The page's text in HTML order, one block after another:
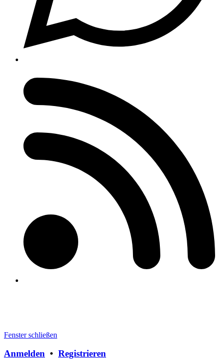
Fenster schließen
Anmelden • Registrieren